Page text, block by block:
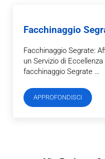
Facchinaggio
Facchinaggio Segrate:
un Servizio di
facchinaggio Segrate …
APPROFONDISCI
Facchinaggio